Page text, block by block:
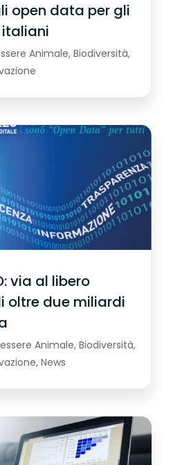
open data per gli
Animale, Biodiversità,
via al libero
oltre due miliardi
Animale, Biodiversità,
, News